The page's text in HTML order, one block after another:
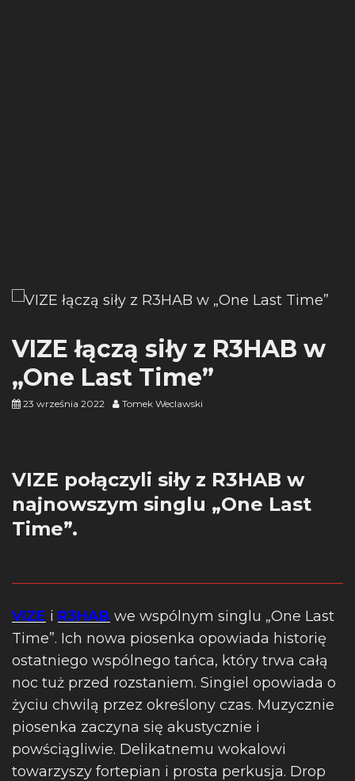
VIZE łączą siły z R3HAB w
„One Last Time”
23 września 2022 Tomek Weclawski
VIZE połączyli siły z R3HAB w
najnowszym singlu „One Last
Time”.
VIZE i R3HAB we wspólnym singlu „One Last
Time”. Ich nowa piosenka opowiada historię
ostatniego wspólnego tańca, który trwa całą
noc tuż przed rozstaniem. Singiel opowiada o
życiu chwilą przez określony czas. Muzycznie
piosenka zaczyna się akustycznie i
powściągliwie. Delikatnemu wokalowi
towarzyszy fortepian i prosta perkusja. Drop